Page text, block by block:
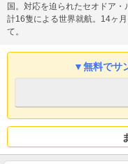
国。対応を迫られたセオドア
計16隻による世界就航。14ヶ
て。
▼無料でサ